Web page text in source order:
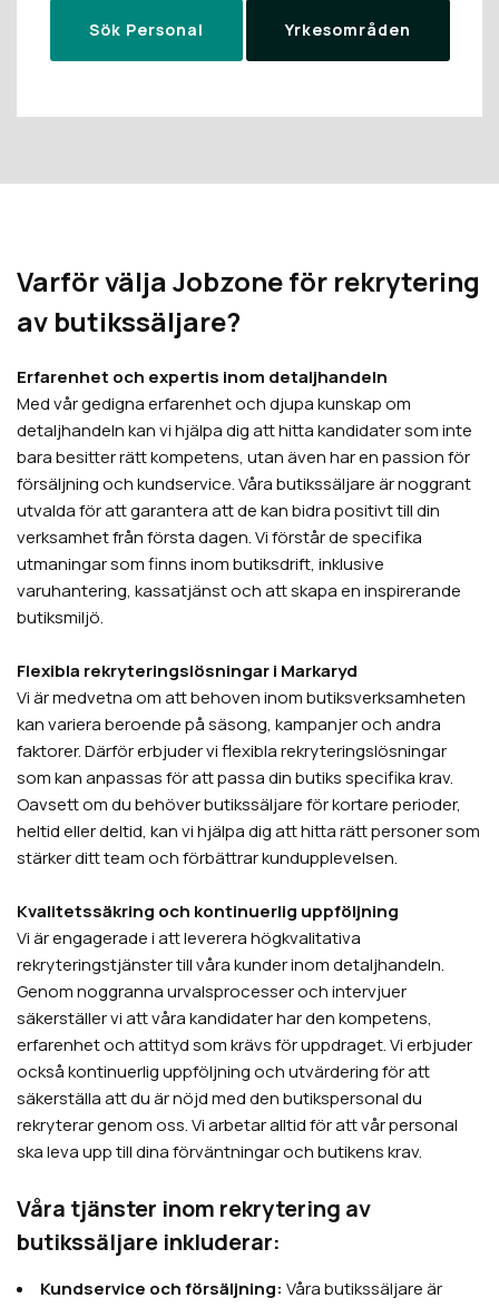
Sök Personal Yrkesområden
Varför välja Jobzone för rekrytering
av butikssäljare?
Erfarenhet och expertis inom detaljhandeln
Med vår gedigna erfarenhet och djupa kunskap om
detaljhandeln kan vi hjälpa dig att hitta kandidater som inte
bara besitter rätt kompetens, utan även har en passion för
försäljning och kundservice. Våra butikssäljare är noggrant
utvalda för att garantera att de kan bidra positivt till din
verksamhet från första dagen. Vi förstår de specifika
utmaningar som finns inom butiksdrift, inklusive
varuhantering, kassatjänst och att skapa en inspirerande
butiksmiljö.
Flexibla rekryteringslösningar i Markaryd
Vi är medvetna om att behoven inom butiksverksamheten
kan variera beroende på säsong, kampanjer och andra
faktorer. Därför erbjuder vi flexibla rekryteringslösningar
som kan anpassas för att passa din butiks specifika krav.
Oavsett om du behöver butikssäljare för kortare perioder,
heltid eller deltid, kan vi hjälpa dig att hitta rätt personer som
stärker ditt team och förbättrar kundupplevelsen.
Kvalitetssäkring och kontinuerlig uppföljning
Vi är engagerade i att leverera högkvalitativa
rekryteringstjänster till våra kunder inom detaljhandeln.
Genom noggranna urvalsprocesser och intervjuer
säkerställer vi att våra kandidater har den kompetens,
erfarenhet och attityd som krävs för uppdraget. Vi erbjuder
också kontinuerlig uppföljning och utvärdering för att
säkerställa att du är nöjd med den butikspersonal du
rekryterar genom oss. Vi arbetar alltid för att vår personal
ska leva upp till dina förväntningar och butikens krav.
Våra tjänster inom rekrytering av
butikssäljare inkluderar:
Kundservice och försäljning: Våra butikssäljare är